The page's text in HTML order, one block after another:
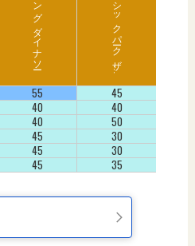
ジ
ュ
ラ
シ
ッ
ク
パ
ーク
ザ
ラ
イ
ド
55 45
40 40
40 50
45 30
45 30
45 35